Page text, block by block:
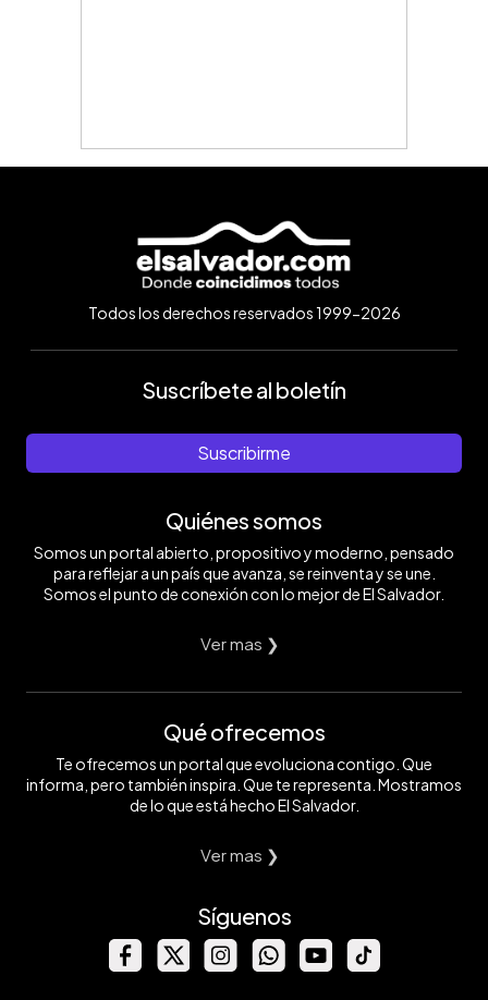
Todos los derechos reservados 1999-2026
Suscríbete al boletín
Suscribirme
Quiénes somos
Somos un portal abierto, propositivo y moderno, pensado
para reflejar a un país que avanza, se reinventa y se une.
Somos el punto de conexión con lo mejor de El Salvador.
Ver mas ❯
Qué ofrecemos
Te ofrecemos un portal que evoluciona contigo. Que
informa, pero también inspira. Que te representa. Mostramos
de lo que está hecho El Salvador.
Ver mas ❯
Síguenos